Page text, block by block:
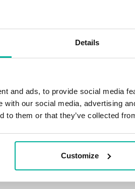
Details
and ads, to provide social media
with our social media, advertising
to them or that they’ve collected
Customize
Skapa
Oroa
Koppla
Koppla